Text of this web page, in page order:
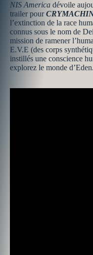
NIS America dévoile
trailer pour
l’extinction de la race
connus sous le nom de
mission de ramener
E.V.E (des corps
instillés une conscience
explorez le monde d’Eden.